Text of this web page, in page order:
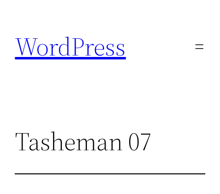
contenu
WordPress
Tasheman 07